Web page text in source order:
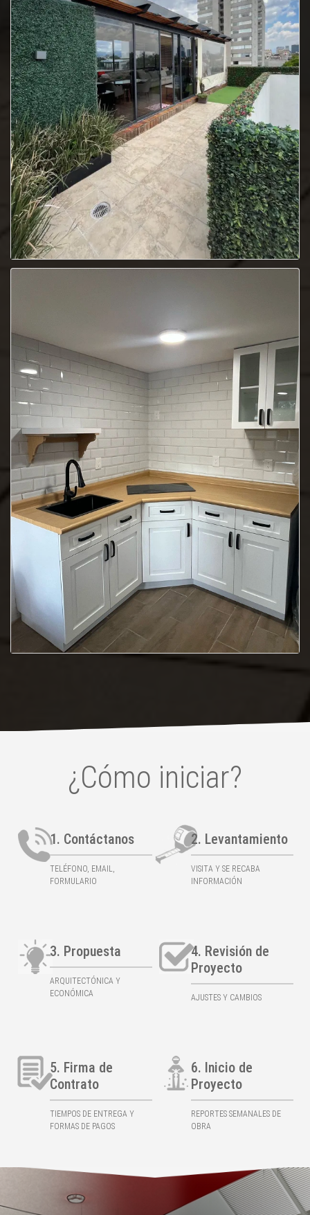
¿Cómo iniciar?
1. Contáctanos
TELÉFONO, EMAIL,
FORMULARIO
2. Levantamiento
VISITA Y SE RECABA
INFORMACIÓN
3. Propuesta
ARQUITECTÓNICA Y
ECONÓMICA
4. Revisión de
Proyecto
AJUSTES Y CAMBIOS
5. Firma de
Contrato
TIEMPOS DE ENTREGA Y
FORMAS DE PAGOS
6. Inicio de
Proyecto
REPORTES SEMANALES DE
OBRA